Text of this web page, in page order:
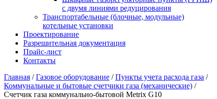
c двумя линиями редуцирования
Транспортабельные (блочные, модульные)
котельные установки
Проектирование
Разрешительная документация
Прайс-лист
Контакты
Главная / Газовое оборудование / Пункты учета расхода газа /
Коммунальные и бытовые счетчики газа (механические) /
Счетчик газа коммунально-бытовой Metrix G10